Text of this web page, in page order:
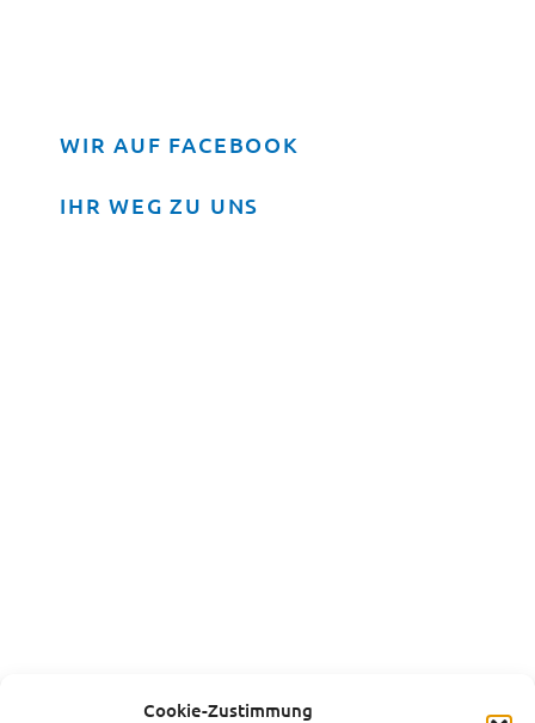
Cookie-Zustimmung
WIR AUF FACEBOOK
IHR WEG ZU UNS